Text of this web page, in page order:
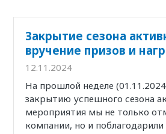
Закрытие сезона
вручение призов и
12.11.2024
На прошлой неделе
закрытию успешного сезона
мероприятия мы не только
компании, но и поблагодарили